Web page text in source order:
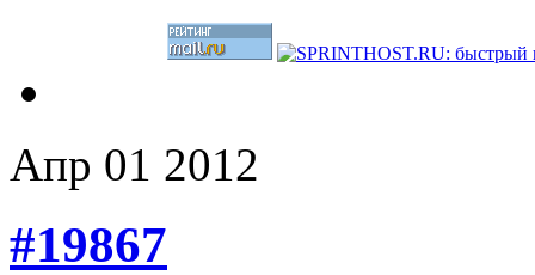
Апр 01 2012
#19867